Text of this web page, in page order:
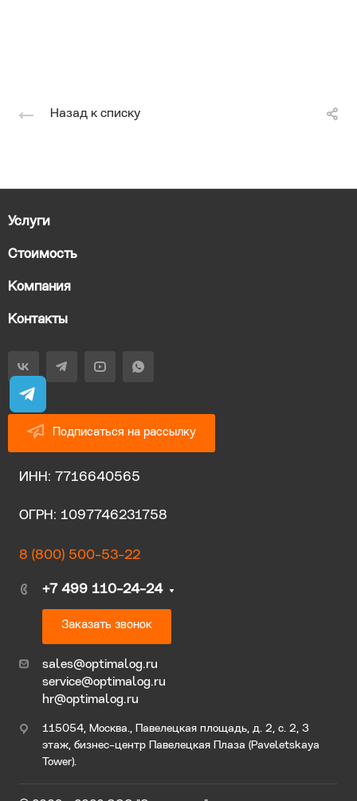
Назад к списку
Услуги
Стоимость
Компания
Контакты
Подписаться на рассылку
ИНН: 7716640565
ОГРН: 1097746231758
8 (800) 500-53-22
+7 499 110-24-24
Заказать звонок
sales@optimalog.ru
service@optimalog.ru
hr@optimalog.ru
115054, Москва., Павелецкая площадь, д. 2, с. 2, 3
этаж, бизнес-центр Павелецкая Плаза (Paveletskaya
Tower).